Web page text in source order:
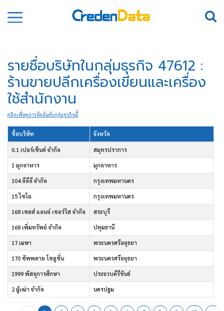
รายชื่อบริษัทในกลุ่มธุรกิจ 47612 :
ร้านขายปลีกเครื่องเขียนและเครื่อง
ใช้สำนักงาน
คลิกเพื่อดูการจัดอันดับกลุ่มธุรกิจนี้
ชื่อบริษัท จังหวัด
0.1 เปอร์เซ็นต์ จำกัด สมุทรปราการ
1 มุกดาหาร มุกดาหาร
104 ดีดีดี จำกัด กรุงเทพมหานคร
15 ไชโย กรุงเทพมหานคร
168 เซลส์ แอนด์ เซอร์วิส จำกัด สระบุรี
168 เพิ่มทรัพย์ จำกัด ปทุมธานี
17 เมษา พระนครศรีอยุธยา
170 ซัพพลาย โซลูชั่น พระนครศรีอยุธยา
1999 พัสดุการศึกษา ประจวบคีรีขันธ์
2 ผู้เฒ่า จำกัด นครปฐม